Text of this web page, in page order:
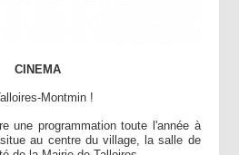
CINEMA
Montmin !
une programmation toute l'année à
au centre du village, la salle de